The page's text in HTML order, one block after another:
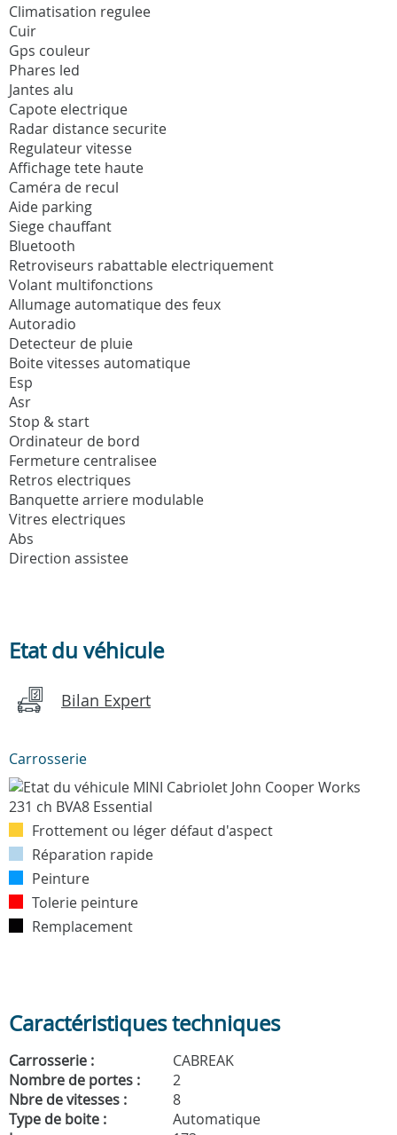
Climatisation regulee
Cuir
Gps couleur
Phares led
Jantes alu
Capote electrique
Radar distance securite
Regulateur vitesse
Affichage tete haute
Caméra de recul
Aide parking
Siege chauffant
Bluetooth
Retroviseurs rabattable electriquement
Volant multifonctions
Allumage automatique des feux
Autoradio
Detecteur de pluie
Boite vitesses automatique
Esp
Asr
Stop & start
Ordinateur de bord
Fermeture centralisee
Retros electriques
Banquette arriere modulable
Vitres electriques
Abs
Direction assistee
Etat du véhicule
Bilan Expert
Carrosserie
Frottement ou léger défaut d'aspect
Réparation rapide
Peinture
Tolerie peinture
Remplacement
Caractéristiques techniques
Carrosserie :
CABREAK
Nombre de portes :
2
Nbre de vitesses :
8
Type de boite :
Automatique